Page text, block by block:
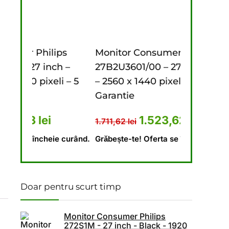
fost: 1.341,62 lei.
curent este: 1.174,23 lei.
Monitor Consumer Philips
27B2U3601/00 – 27 inch – Black
– 2560 x 1440 pixeli – 3 ani
1.711,62 Prețul inițial a fost: 1.711,62
1.523,62lei Prețul curent
Grăbește-te! Oferta se încheie curând.
Doar pentru scurt timp
Monitor Consumer Philips
272S1M - 27 inch - Black - 1920